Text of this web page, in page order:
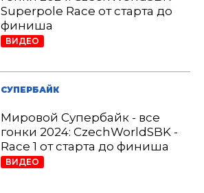
Superpole Race от старта до
финиша
ВИДЕО
СУПЕРБАЙК
Мировой Супербайк - все
гонки 2024: CzechWorldSBK -
Race 1 от старта до финиша
ВИДЕО